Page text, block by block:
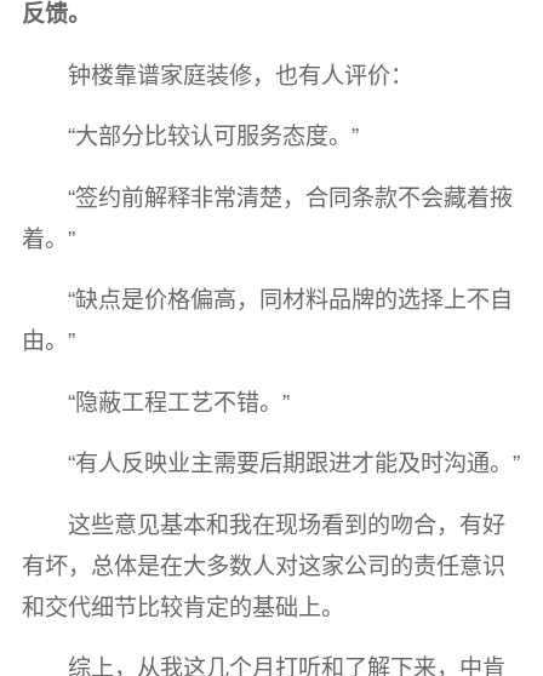
反馈。
钟楼靠谱家庭装修，也有人评价：
“大部分比较认可服务态度。”
“签约前解释非常清楚，合同条款不会藏着掖
着。”
“缺点是价格偏高，同材料品牌的选择上不自
由。”
“隐蔽工程工艺不错。”
“有人反映业主需要后期跟进才能及时沟通。”
这些意见基本和我在现场看到的吻合，有好
有坏，总体是在大多数人对这家公司的责任意识
和交代细节比较肯定的基础上。
综上，从我这几个月打听和了解下来，中肯